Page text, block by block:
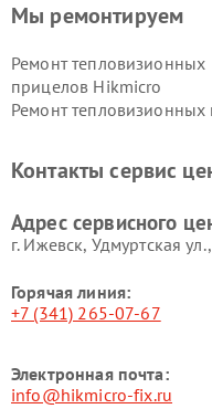
Мы ремонтируем
Ремонт тепловизионных
прицелов Hikmicro
Ремонт
Контакты сервис
Адрес сервисного
г. Ижевск, Удмуртская
Горячая линия:
+7 (341) 265-07-67
Электронная почта:
info@hikmicro-fix.ru